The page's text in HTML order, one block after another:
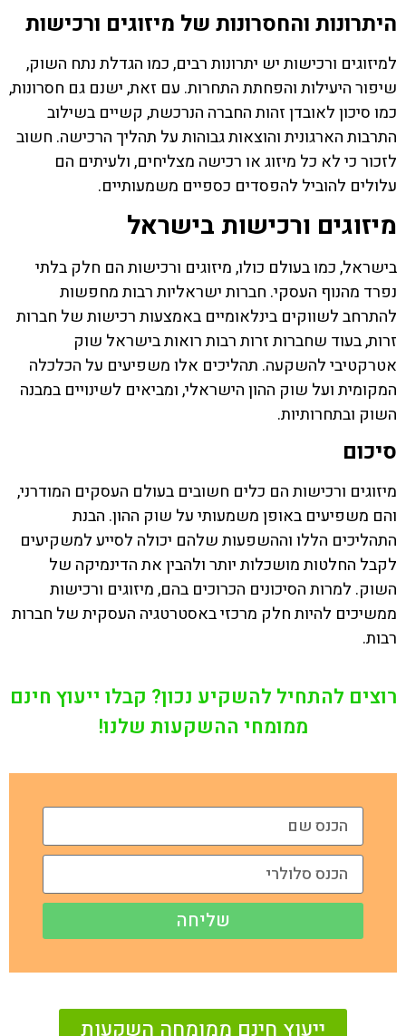
היתרונות והחסרונות של מיזוגים ורכישות
למיזוגים ורכישות יש יתרונות רבים, כמו הגדלת נתח השוק,
שיפור היעילות והפחתת התחרות. עם זאת, ישנם גם חסרונות,
כמו סיכון לאובדן זהות החברה הנרכשת, קשיים בשילוב
התרבות הארגונית והוצאות גבוהות על תהליך הרכישה. חשוב
לזכור כי לא כל מיזוג או רכישה מצליחים, ולעיתים הם
עלולים להוביל להפסדים כספיים משמעותיים.
מיזוגים ורכישות בישראל
בישראל, כמו בעולם כולו, מיזוגים ורכישות הם חלק בלתי
נפרד מהנוף העסקי. חברות ישראליות רבות מחפשות
להתרחב לשווקים בינלאומיים באמצעות רכישות של חברות
זרות, בעוד שחברות זרות רבות רואות בישראל שוק
אטרקטיבי להשקעה. תהליכים אלו משפיעים על הכלכלה
המקומית ועל שוק ההון הישראלי, ומביאים לשינויים במבנה
השוק ובתחרותיות.
סיכום
מיזוגים ורכישות הם כלים חשובים בעולם העסקים המודרני,
והם משפיעים באופן משמעותי על שוק ההון. הבנת
התהליכים הללו וההשפעות שלהם יכולה לסייע למשקיעים
לקבל החלטות מושכלות יותר ולהבין את הדינמיקה של
השוק. למרות הסיכונים הכרוכים בהם, מיזוגים ורכישות
ממשיכים להיות חלק מרכזי באסטרטגיה העסקית של חברות
רבות.
רוצים להתחיל להשקיע נכון? קבלו ייעוץ חינם
ממומחי ההשקעות שלנו!
שליחה